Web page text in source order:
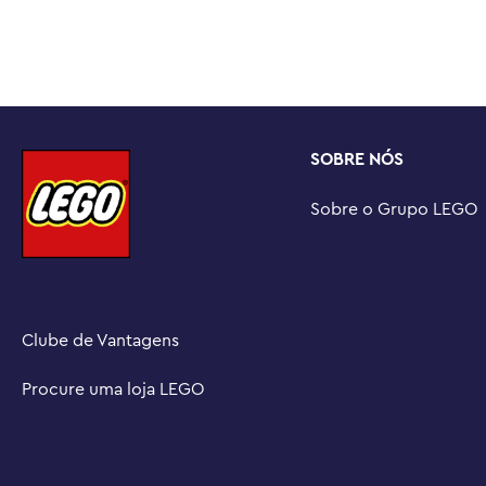
Um presente divertido de Natal ou aniversário para
caminhão de resgate como um presente de Natal ou
este conjunto de construção de caminhão modelo a
Uma cidade sem limites – LEGO® City é um lugar onde
imaginação sem limites, com veículos de brinquedo,
a construir, criar, explorar e brincar.
de 793 peças mede mais de 9 cm de altura, 28 cm de
Clube de Vantagens
Procure uma loja LEGO
SOBRE NÓS
Sobre o Grupo LEGO